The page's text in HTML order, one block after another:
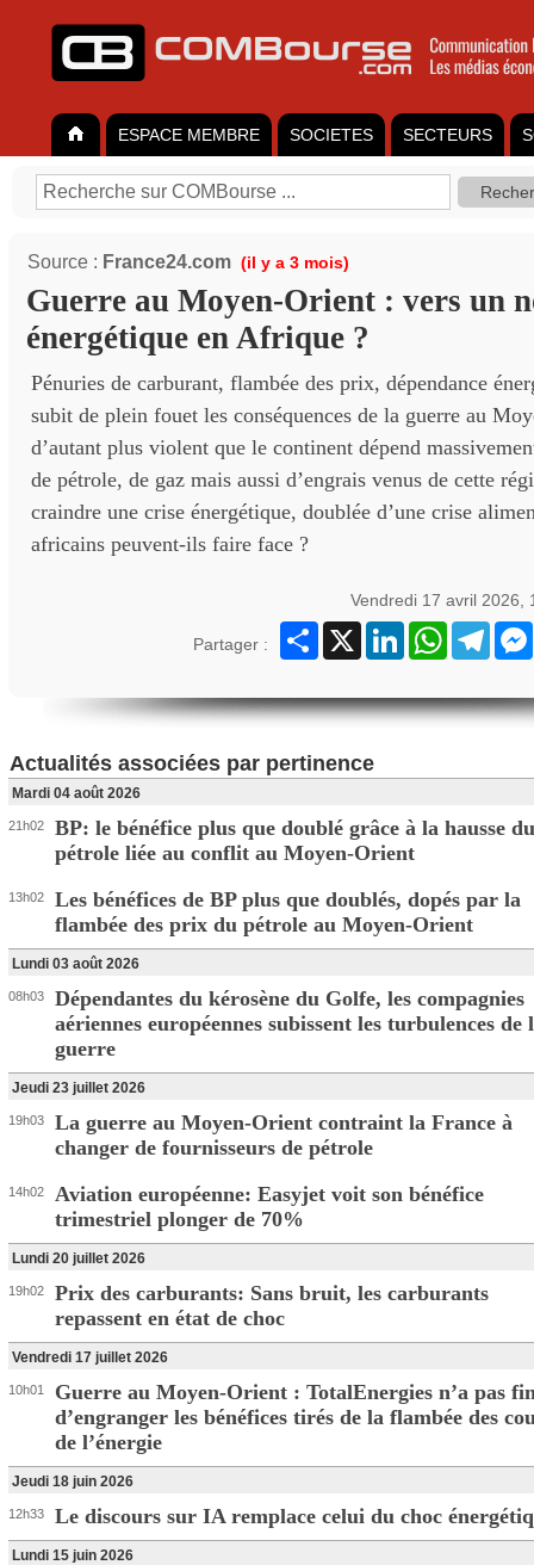
ESPACE MEMBRE SOCIETES SECTEURS
Source : France24.com (il y a 3 mois)
Guerre au Moyen-Orient : vers un
énergétique en Afrique ?
Pénuries de carburant, flambée des prix, dépendance
subit de plein fouet les conséquences de la guerre au
d’autant plus violent que le continent dépend
de pétrole, de gaz mais aussi d’engrais venus de cette
craindre une crise énergétique, doublée d’une crise
africains peuvent-ils faire face ?
Vendredi 17 avril 2026,
Partager :
Partager
X LinkedInWhatsApp
Actualités associées par pertinence
Mardi 04 août 2026
21h02
BP: le bénéfice plus que doublé grâce à la hausse du
pétrole liée au conflit au Moyen-Orient
13h02
Les bénéfices de BP plus que doublés, dopés par la
flambée des prix du pétrole au Moyen-Orient
Lundi 03 août 2026
08h03
Dépendantes du kérosène du Golfe, les compagnies
aériennes européennes subissent les turbulences de
guerre
Jeudi 23 juillet 2026
19h03
La guerre au Moyen-Orient contraint la France à
changer de fournisseurs de pétrole
14h02
Aviation européenne: Easyjet voit son bénéfice
trimestriel plonger de 70%
Lundi 20 juillet 2026
19h02
Prix des carburants: Sans bruit, les carburants
repassent en état de choc
Vendredi 17 juillet 2026
10h01
Guerre au Moyen-Orient : TotalEnergies n’a pas
d’engranger les bénéfices tirés de la flambée des
de l’énergie
Jeudi 18 juin 2026
12h33 Le discours sur IA remplace celui du choc
Lundi 15 juin 2026